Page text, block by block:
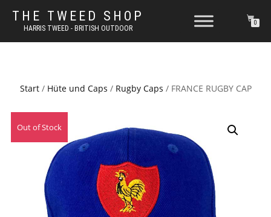
THE TWEED SHOP
HARRIS TWEED - BRITISH OUTDOOR
0
Start/ Hüte und Caps / Rugby Caps / FRANCE RUGBY CAP
Out of Stock